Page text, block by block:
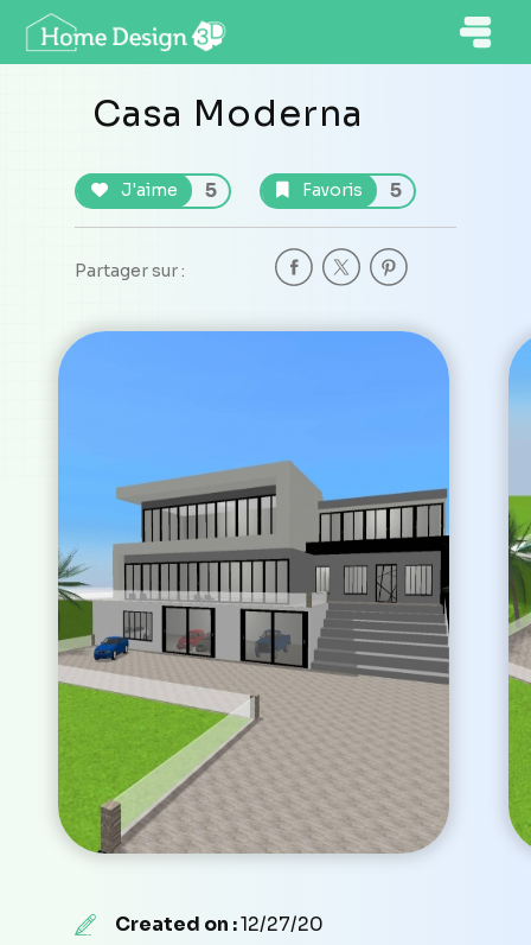
Casa Moderna
J'aime 5 Favoris 5
Partager sur :
Created on :12/27/20